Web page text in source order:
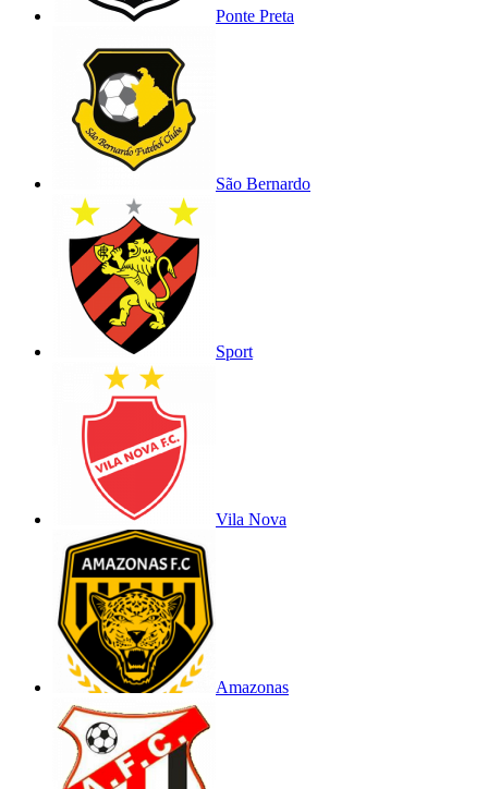
Ponte Preta
São Bernardo
Sport
Vila Nova
Amazonas